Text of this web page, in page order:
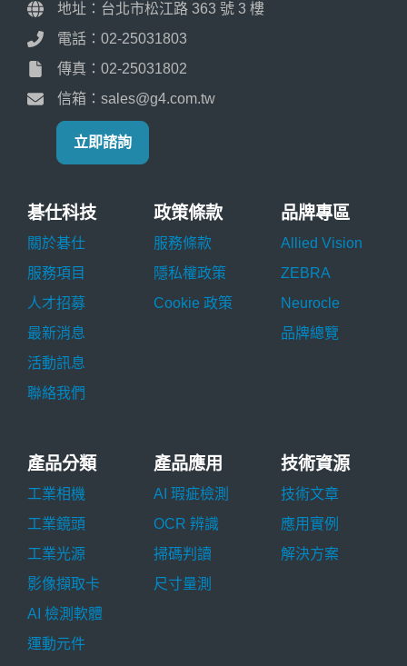
地址：台北市松江路 363 號 3 樓
電話：02-25031803
傳真：02-25031802
信箱：sales@g4.com.tw
立即諮詢
碁仕科技
關於碁仕
服務項目
人才招募
最新消息
活動訊息
聯絡我們
政策條款
服務條款
隱私權政策
Cookie 政策
品牌專區
Allied Vision
ZEBRA
Neurocle
品牌總覽
產品分類
工業相機
工業鏡頭
工業光源
影像擷取卡
AI 檢測軟體
運動元件
產品應用
AI 瑕疵檢測
OCR 辨識
掃碼判讀
尺寸量測
技術資源
技術文章
應用實例
解決方案